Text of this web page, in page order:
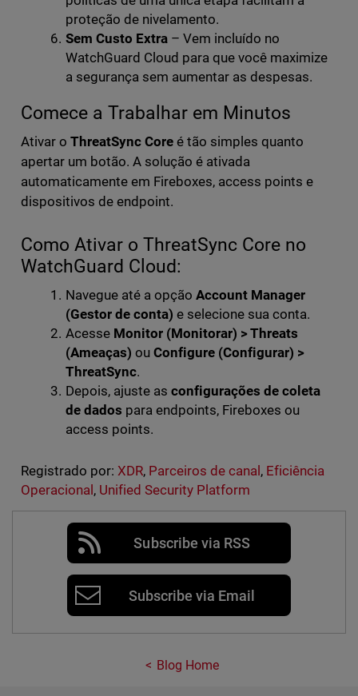
proteção de nivelamento.
Sem Custo Extra– Vem incluído no
WatchGuard Cloud para que você maximize
a segurança sem aumentar as despesas.
Comece a Trabalhar em Minutos
Ativar o ThreatSync Coreé tão simples quanto
apertar um botão. A solução é ativada
automaticamente em Fireboxes, access points e
dispositivos de endpoint.
Como Ativar o ThreatSync Core no
WatchGuard Cloud:
Navegue até a opção Account Manager
(Gestor de conta) e selecione sua conta.
Acesse Monitor (Monitorar) > Threats
(Ameaças) ou Configure (Configurar) >
ThreatSync.
Depois, ajuste as configurações de coleta
de dados para endpoints, Fireboxes ou
access points.
Registrado por: XDR, Parceiros de canal, Eficiência
Operacional, Unified Security Platform
Subscribe via RSS
Subscribe via Email
Blog Home